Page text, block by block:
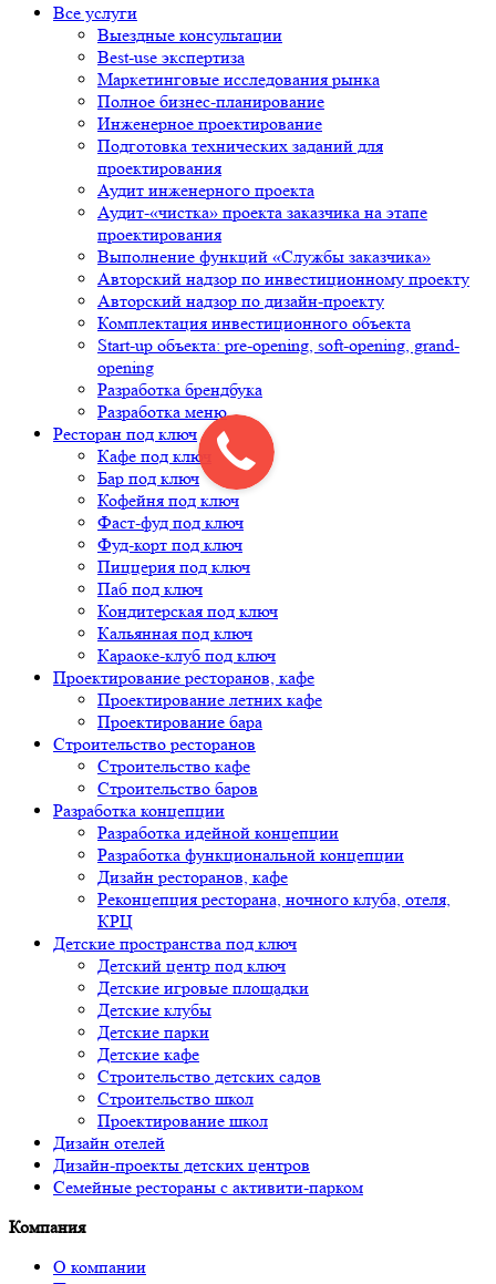
Все услуги
Выездные консультации
Best-use экспертиза
Маркетинговые исследования рынка
Полное бизнес-планирование
Инженерное проектирование
Подготовка технических заданий для
проектирования
Аудит инженерного проекта
Аудит-«чистка» проекта заказчика на этапе
проектирования
Выполнение функций «Службы заказчика»
Авторский надзор по инвестиционному проекту
Авторский надзор по дизайн-проекту
Комплектация инвестиционного объекта
Start-up объекта: pre-opening, soft-opening, grand-
opening
Разработка брендбука
Разработка меню
Ресторан под ключ
Кафе под ключ
Бар под ключ
Кофейня под ключ
Фаст-фуд под ключ
Фуд-корт под ключ
Пиццерия под ключ
Паб под ключ
Кондитерская под ключ
Кальянная под ключ
Караоке-клуб под ключ
Проектирование ресторанов, кафе
Проектирование летних кафе
Проектирование бара
Строительство ресторанов
Строительство кафе
Строительство баров
Разработка концепции
Разработка идейной концепции
Разработка функциональной концепции
Дизайн ресторанов, кафе
Реконцепция ресторана, ночного клуба, отеля,
КРЦ
Детские пространства под ключ
Детский центр под ключ
Детские игровые площадки
Детские клубы
Детские парки
Детские кафе
Строительство детских садов
Строительство школ
Проектирование школ
Дизайн отелей
Дизайн-проекты детских центров
Семейные рестораны с активити-парком
Компания
О компании